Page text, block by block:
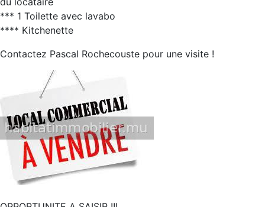
*** 1 Toilette avec lavabo
**** Kitchenette
Contactez Pascal Rochecouste pour une visite !